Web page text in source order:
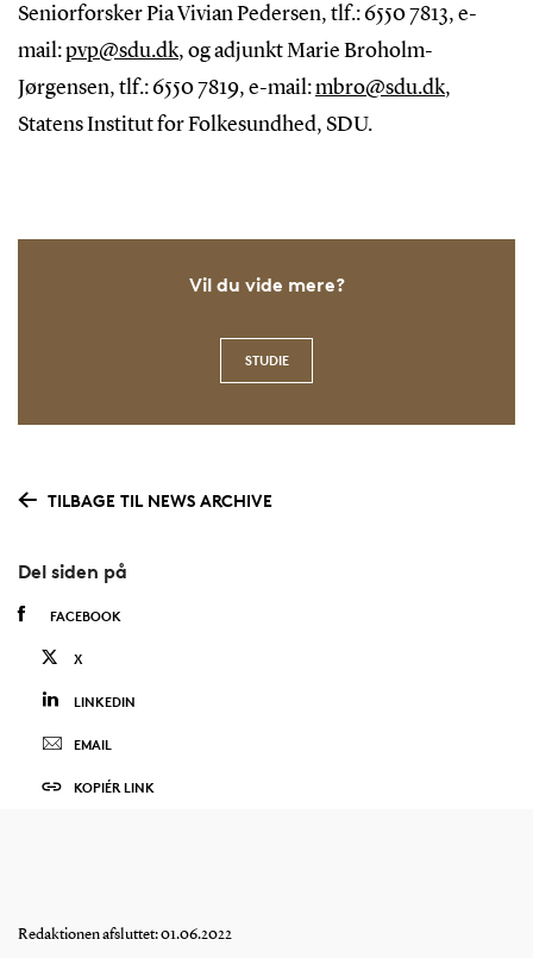
Seniorforsker Pia Vivian Pedersen, tlf.: 6550 7813, e-
mail:pvp@sdu.dk, og adjunkt Marie Broholm-
Jørgensen, tlf.: 6550 7819, e-mail:mbro@sdu.dk,
Statens Institut for Folkesundhed, SDU.
Vil du vide mere?
STUDIE
TILBAGE TIL NEWS ARCHIVE
Del siden på
FACEBOOK
X
LINKEDIN
EMAIL
KOPIÉR LINK
Redaktionen afsluttet: 01.06.2022